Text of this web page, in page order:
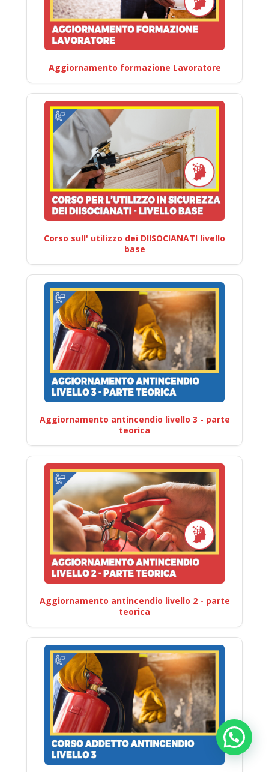
Aggiornamento formazione Lavoratore
Corso sull' utilizzo dei DIISOCIANATI livello
base
Aggiornamento antincendio livello 3 - parte
teorica
Aggiornamento antincendio livello 2 - parte
teorica